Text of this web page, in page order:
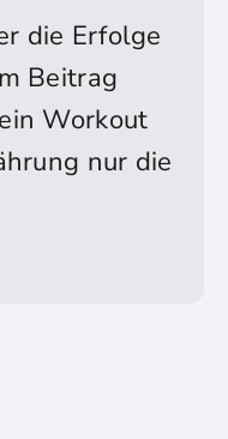
die Erfolge
Beitrag
Workout
nur die